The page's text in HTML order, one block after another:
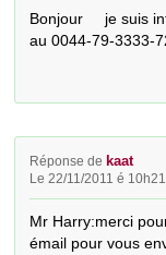
Bonjour     je suis
au 0044-79-3333-
Réponse de kaat
Le 22/11/2011 é 10h21
Mr Harry:merci
émail pour vous